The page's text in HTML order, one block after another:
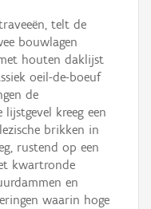
telt de
bouwlagen
houten daklijst
oeil-de-boeuf
de
kreeg een
brikken in
rustend op een
kwartronde
en
waarin hoge